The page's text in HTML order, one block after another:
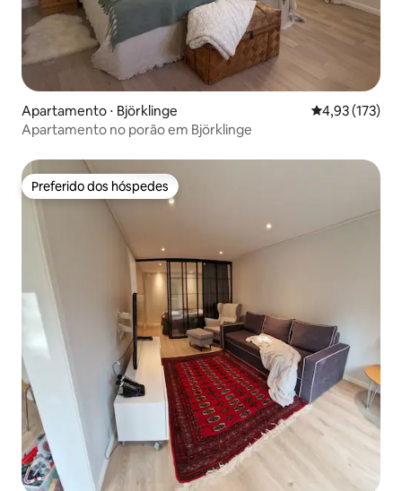
Apartamento ⋅ Björklinge 4,93 de uma
4,93 (173)
Apartamento no porão em Björklinge
Preferido dos hóspedes
Preferido dos hóspedes